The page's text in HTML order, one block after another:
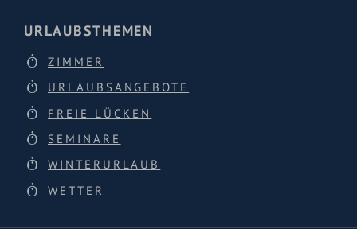
URLAUBSTHEMEN
ZIMMER
URLAUBSANGEBOTE
FREIE LÜCKEN
SEMINARE
WINTERURLAUB
WETTER